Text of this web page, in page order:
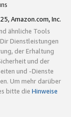
Amazon.com, Inc.
ähnliche Tools
Dienstleistungen
der Erhaltung
und der
und -Dienste
Um mehr darüber
bitte die Hinweise